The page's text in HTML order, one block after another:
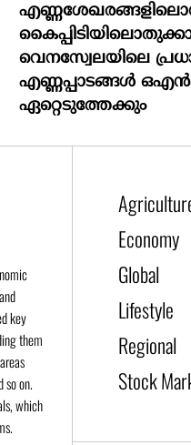
വെനസ്വേലയിലെ
എണ്ണപ്പാടങ്ങള്‍
ഏറ്റെടുത്തേക്കും
key
them
so on.
which
Economy
Global
Lifestyle
Regional
Stock